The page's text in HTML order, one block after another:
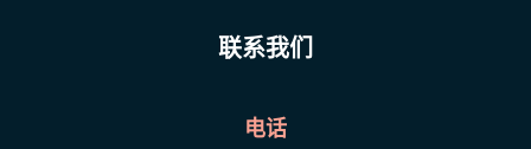
联系我们
电话